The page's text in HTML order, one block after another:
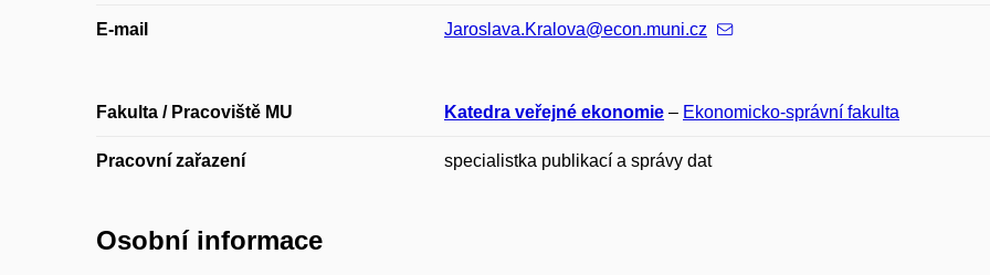
E-mail Jaroslava.Kralova@econ.muni.cz
Fakulta / Pracoviště MU Katedra veřejné ekonomie – Ekonomicko-správní fakulta
Pracovní zařazení specialistka publikací a správy dat
Osobní informace